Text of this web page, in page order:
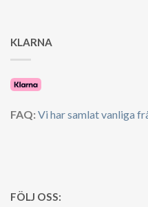
KLARNA
FAQ:Vi har samlat vanliga
FÖLJ OSS: